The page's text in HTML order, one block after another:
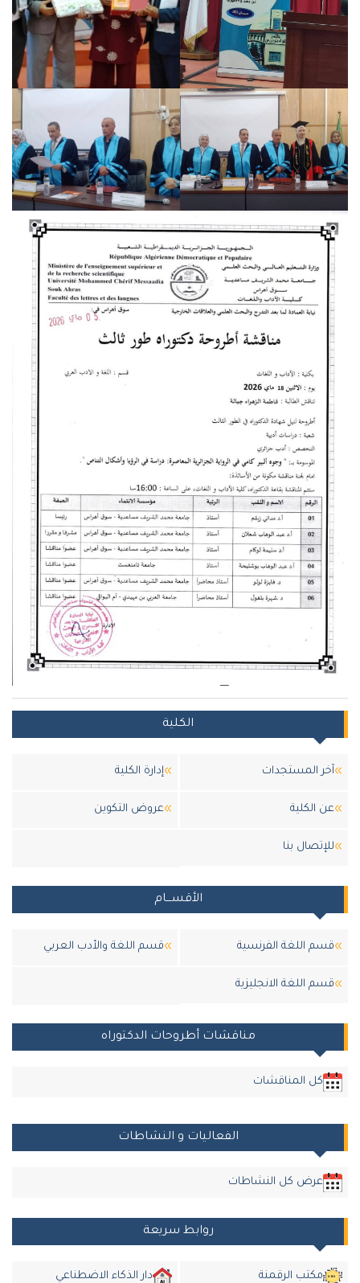
الكلية
آخر المستجدات إدارة الكلية
عن الكلية عروض التكوين
للإتصال بنا
الأقســـام
قسم اللغة الفرنسية قسم اللغة والأدب العربي
قسم اللغة الانجليزية
مناقشات أطروحات الدكتوراه
كل المناقشات
الفعاليات و النشاطات
عرض كل النشاطات
روابط سريعة
مكتب الرقمنة دار الذكاء الاضطناعي